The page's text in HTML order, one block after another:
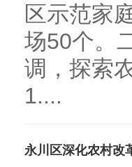
区示范家
场50个。
调，探索
1....
永川区深化农村改